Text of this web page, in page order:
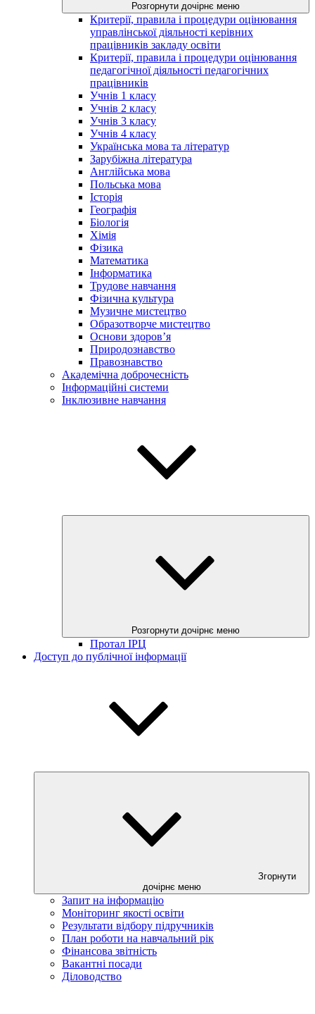
Розгорнути дочірнє меню
Критерії, правила і процедури оцінювання
управлінської діяльності керівних
працівників закладу освіти
Критерії, правила і процедури оцінювання
педагогічної діяльності педагогічних
працівників
Учнів 1 класу
Учнів 2 класу
Учнів 3 класу
Учнів 4 класу
Українська мова та літератур
Зарубіжна література
Англійська мова
Польська мова
Історія
Географія
Біологія
Хімія
Фізика
Математика
Інформатика
Трудове навчання
Фізична культура
Музичне мистецтво
Образотворче мистецтво
Основи здоров’я
Природознавство
Правознавство
Академічна доброчесність
Інформаційні системи
Інклюзивне навчання
Розгорнути дочірнє меню
Протал ІРЦ
Доступ до публічної інформації
Згорнути
дочірнє меню
Запит на інформацію
Моніторинг якості освіти
Результати відбору підручників
План роботи на навчальний рік
Фінансова звітність
Вакантні посади
Діловодство